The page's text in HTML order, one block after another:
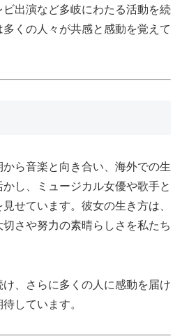
出演など多岐にわたる活動を続
くの人々が共感と感動を覚えて
ら音楽と向き合い、海外での生
し、ミュージカル女優や歌手と
せています。彼女の生き方は、
さや努力の素晴らしさを私たち
、さらに多くの人に感動を届け
しています。